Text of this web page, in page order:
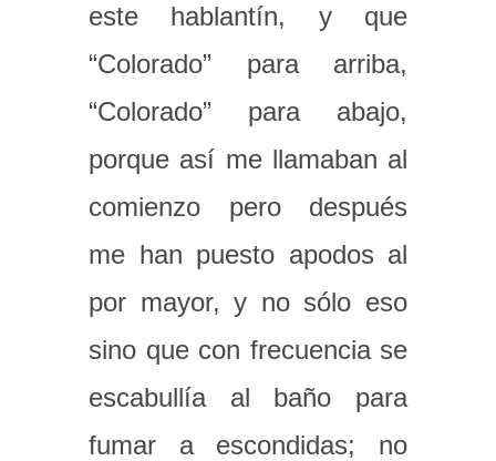
este hablantín, y que
“Colorado” para arriba,
“Colorado” para abajo,
porque así me llamaban al
comienzo pero después
me han puesto apodos al
por mayor, y no sólo eso
sino que con frecuencia se
escabullía al baño para
fumar a escondidas; no